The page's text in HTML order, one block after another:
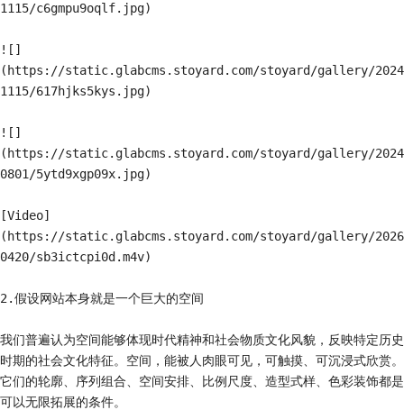
1115/c6gmpu9oqlf.jpg)
![]
(https://static.glabcms.stoyard.com/stoyard/gallery/2024
1115/617hjks5kys.jpg)
![]
(https://static.glabcms.stoyard.com/stoyard/gallery/2024
0801/5ytd9xgp09x.jpg)
[Video]
(https://static.glabcms.stoyard.com/stoyard/gallery/2026
0420/sb3ictcpi0d.m4v)
2.假设网站本身就是一个巨大的空间
我们普遍认为空间能够体现时代精神和社会物质文化风貌，‌反映特定历史
时期的社会文化特征。‌空间，能被人肉眼可见，可触摸、可沉浸式欣赏。
它们的轮廓、‌序列组合、‌空间安排、‌比例尺度、‌造型式样、‌色彩装饰都是
可以无限拓展的条件。